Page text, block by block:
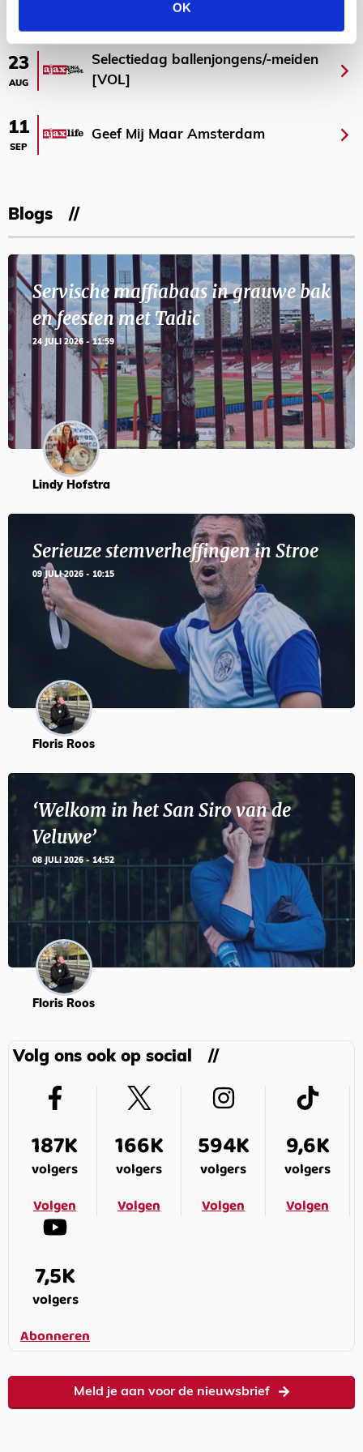
OK
23
AUG
Selectiedag ballenjongens/-meiden
[VOL]
11
SEP
Geef Mij Maar Amsterdam
Blogs
Servische maffiabaas in grauwe bak
en feesten met Tadic
24 JULI 2026 - 11:59
Lindy Hofstra
Serieuze stemverheffingen in Stroe
09 JULI 2026 - 10:15
Floris Roos
‘Welkom in het San Siro van de
Veluwe’
08 JULI 2026 - 14:52
Floris Roos
Volg ons ook op social
187K
volgers
Volgen
166K
volgers
Volgen
594K
volgers
Volgen
9,6K
volgers
Volgen
7,5K
volgers
Abonneren
Meld je aan voor de nieuwsbrief